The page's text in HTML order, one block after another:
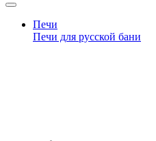
Печи
Печи для русской бани